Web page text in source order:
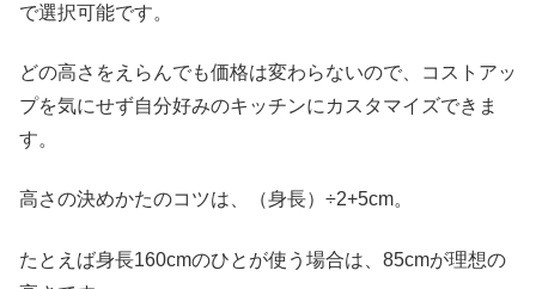
で選択可能です。
どの高さをえらんでも価格は変わらないので、コストアッ
プを気にせず自分好みのキッチンにカスタマイズできま
す。
高さの決めかたのコツは、（身長）÷2+5cm。
たとえば身長160cmのひとが使う場合は、85cmが理想の